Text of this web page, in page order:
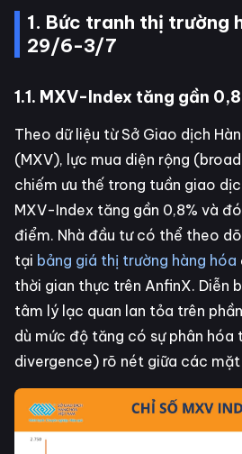
1. Bức tranh thị trường
29/6-3/7
1.1. MXV-Index tăng gần
Theo dữ liệu từ Sở Giao dịch
(MXV), lực mua diện rộng
chiếm ưu thế trong tuần giao
MXV-Index tăng gần 0,8% và
điểm. Nhà đầu tư có thể theo
tại bảng giá thị trường hàng hóa
thời gian thực trên AnfinX. Diễn
tâm lý lạc quan lan tỏa trên
dù mức độ tăng có sự phân
divergence) rõ nét giữa các mặt